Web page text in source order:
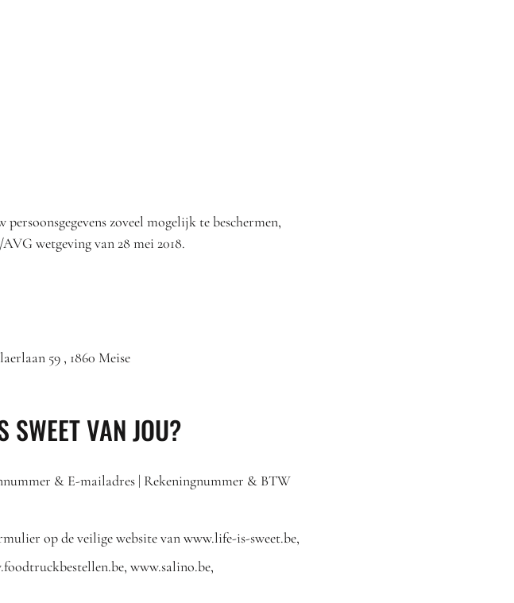
zoveel mogelijk te beschermen,
wetgeving van 28 mei 2018.
59 , 1860 Meise
SWEET VAN JOU?
& E-mailadres | Rekeningnummer & BTW
op de veilige website van www.life-is-sweet.be,
www.salino.be,